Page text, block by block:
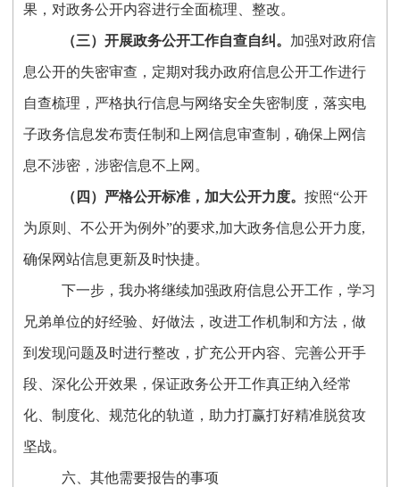
果，对政务公开内容进行全面梳理、整改。
（三）开展政务公开工作自查自纠 。 加强对政府信
息公开的失密审查，定期对我办政府信息公开工作进行
自查梳理，严格执行信息与网络安全失密制度，落实电
子政务信息发布责任制和上网信息审查制，确保上网信
息不涉密，涉密信息不上网。
（四）严格公开标准，加大公开力度。按照“公开
为原则、不公开为例外”的要求,加大政务信息公开力度,
确保网站信息更新及时快捷。
下一步，我办将继续加强政府信息公开工作，学习
兄弟单位的好经验、好做法，改进工作机制和方法，做
到发现问题及时进行整改，扩充公开内容、完善公开手
段、深化公开效果，保证政务公开工作真正纳入经常
化、制度化、规范化的轨道，助力打赢打好精准脱贫攻
坚战。
六、其他需要报告的事项